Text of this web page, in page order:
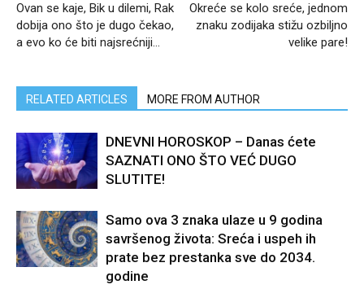
Ovan se kaje, Bik u dilemi, Rak
dobija ono što je dugo čekao,
a evo ko će biti najsrećniji…
Okreće se kolo sreće, jednom
znaku zodijaka stižu ozbiljno
velike pare!
RELATED ARTICLES MORE FROM AUTHOR
DNEVNI HOROSKOP – Danas ćete
SAZNATI ONO ŠTO VEĆ DUGO
SLUTITE!
Samo ova 3 znaka ulaze u 9 godina
savršenog života: Sreća i uspeh ih
prate bez prestanka sve do 2034.
godine